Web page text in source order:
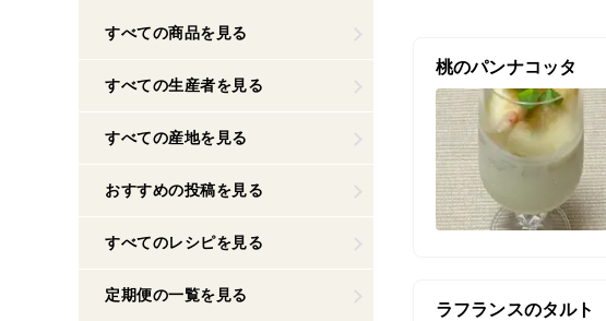
すべての商品を見る
すべての生産者を見る
すべての産地を見る
おすすめの投稿を見る
すべてのレシピを見る
定期便の一覧を見る
桃のパンナコッタ
ラフランスのタルト